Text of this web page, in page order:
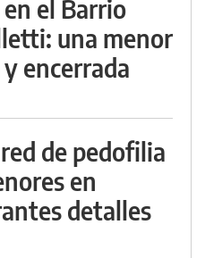
el Barrio
una menor
encerrada
de pedofilia
en
detalles